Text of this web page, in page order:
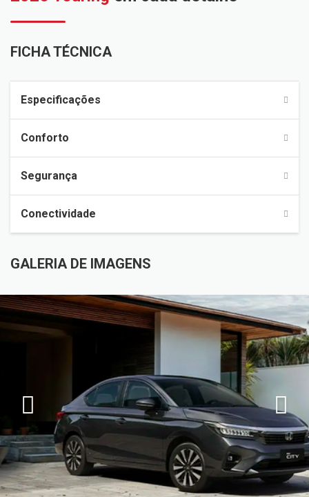
FICHA TÉCNICA
Especificações
Conforto
Segurança
Conectividade
GALERIA DE IMAGENS